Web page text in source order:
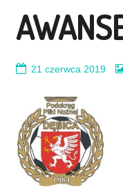
21 czerwca 2019